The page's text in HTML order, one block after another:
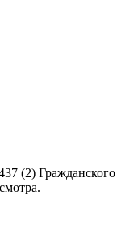
(2) Гражданского